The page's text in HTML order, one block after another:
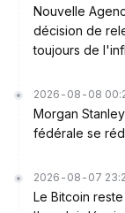
Nouvelle
décision de
toujours de
2026-08-08
Morgan
fédérale se
2026-08-07
Le Bitcoin